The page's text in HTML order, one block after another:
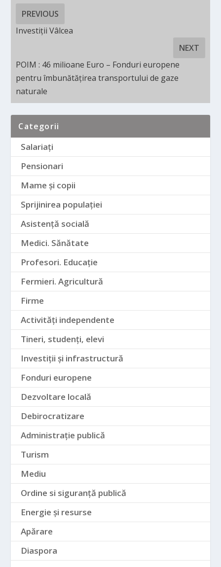
PREVIOUS
Investiții Vâlcea
NEXT
POIM : 46 milioane Euro – Fonduri europene
pentru îmbunătățirea transportului de gaze
naturale
Categorii
Salariați
Pensionari
Mame și copii
Sprijinirea populației
Asistență socială
Medici. Sănătate
Profesori. Educație
Fermieri. Agricultură
Firme
Activități independente
Tineri, studenți, elevi
Investiții și infrastructură
Fonduri europene
Dezvoltare locală
Debirocratizare
Administrație publică
Turism
Mediu
Ordine si siguranță publică
Energie și resurse
Apărare
Diaspora